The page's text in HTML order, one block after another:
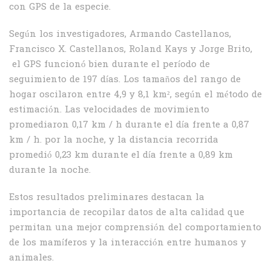
con GPS de la especie.
Según los investigadores, Armando Castellanos,
Francisco X. Castellanos, Roland Kays y Jorge Brito,
el GPS funcionó bien durante el período de
seguimiento de 197 días. Los tamaños del rango de
hogar oscilaron entre 4,9 y 8,1 km², según el método de
estimación. Las velocidades de movimiento
promediaron 0,17 km / h durante el día frente a 0,87
km / h. por la noche, y la distancia recorrida
promedió 0,23 km durante el día frente a 0,89 km
durante la noche.
Estos resultados preliminares destacan la
importancia de recopilar datos de alta calidad que
permitan una mejor comprensión del comportamiento
de los mamíferos y la interacción entre humanos y
animales.